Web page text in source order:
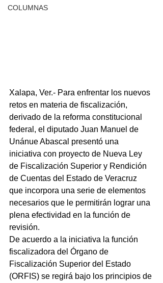
COLUMNAS
Xalapa, Ver.- Para enfrentar los nuevos
retos en materia de fiscalización,
derivado de la reforma constitucional
federal, el diputado Juan Manuel de
Unánue Abascal presentó una
iniciativa con proyecto de Nueva Ley
de Fiscalización Superior y Rendición
de Cuentas del Estado de Veracruz
que incorpora una serie de elementos
necesarios que le permitirán lograr una
plena efectividad en la función de
revisión.
De acuerdo a la iniciativa la función
fiscalizadora del Órgano de
Fiscalización Superior del Estado
(ORFIS) se regirá bajo los principios de